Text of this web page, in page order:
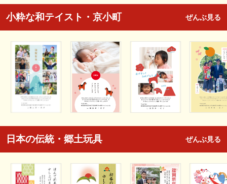
小粋な和テイスト・京小町 ぜんぶ見る
日本の伝統・郷土玩具 ぜんぶ見る